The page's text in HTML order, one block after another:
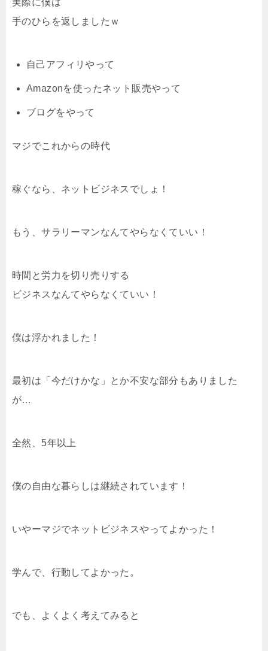
手のひらを返しましたｗ
自己アフィリやって
Amazonを使ったネット販売やって
ブログをやって
マジでこれからの時代
稼ぐなら、ネットビジネスでしょ！
もう、サラリーマンなんてやらなくていい！
時間と労力を切り売りする
ビジネスなんてやらなくていい！
僕は浮かれました！
最初は「今だけかな」とか不安な部分もありました
が…
全然、5年以上
僕の自由な暮らしは継続されています！
いやーマジでネットビジネスやってよかった！
学んで、行動してよかった。
でも、よくよく考えてみると